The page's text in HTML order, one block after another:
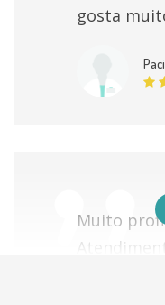
gosta
Muito